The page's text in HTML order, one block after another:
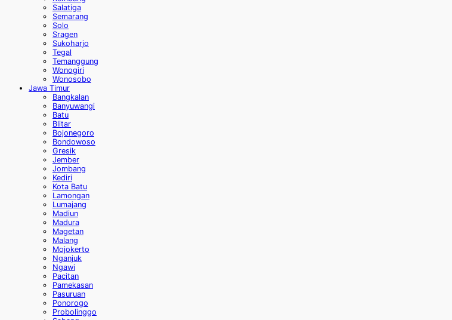
Salatiga
Semarang
Solo
Sragen
Sukoharjo
Tegal
Temanggung
Wonogiri
Wonosobo
Jawa Timur
Bangkalan
Banyuwangi
Batu
Blitar
Bojonegoro
Bondowoso
Gresik
Jember
Jombang
Kediri
Kota Batu
Lamongan
Lumajang
Madiun
Madura
Magetan
Malang
Mojokerto
Nganjuk
Ngawi
Pacitan
Pamekasan
Pasuruan
Ponorogo
Probolinggo